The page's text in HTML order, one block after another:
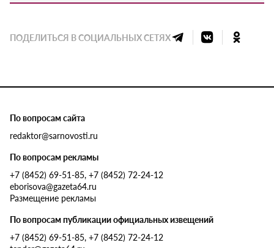
ПОДЕЛИТЬСЯ В СОЦИАЛЬНЫХ СЕТЯХ
По вопросам сайта
redaktor@sarnovosti.ru
По вопросам рекламы
+7 (8452) 69-51-85, +7 (8452) 72-24-12
eborisova@gazeta64.ru
Размещение рекламы
По вопросам публикации официальных извещений
+7 (8452) 69-51-85, +7 (8452) 72-24-12